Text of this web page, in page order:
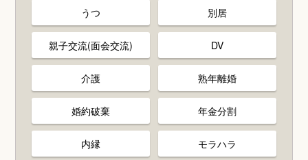
うつ 別居
親子交流(面会交流) DV
介護 熟年離婚
婚約破棄 年金分割
内縁 モラハラ